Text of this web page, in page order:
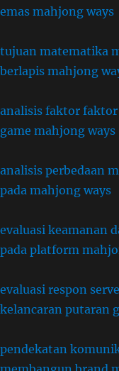
emas mahjong ways
tujuan matematika
berlapis mahjong
analisis faktor
game mahjong ways
analisis perbedaan
pada mahjong ways
evaluasi keamanan
pada platform
evaluasi respon
kelancaran putaran
pendekatan